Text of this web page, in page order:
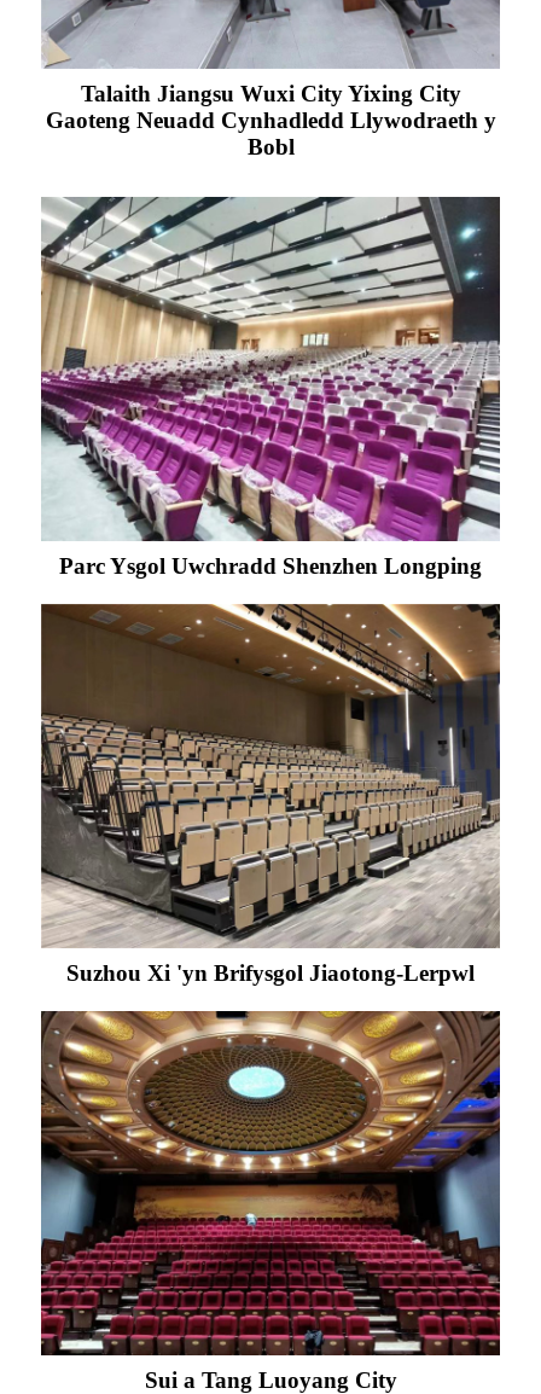
Talaith Jiangsu Wuxi City Yixing City
Gaoteng Neuadd Cynhadledd Llywodraeth y
Bobl
Parc Ysgol Uwchradd Shenzhen Longping
Suzhou Xi 'yn Brifysgol Jiaotong-Lerpwl
Sui a Tang Luoyang City